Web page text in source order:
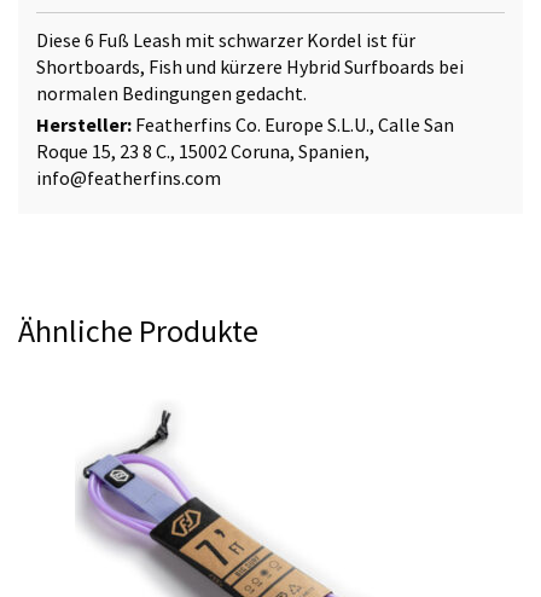
Diese 6 Fuß Leash mit schwarzer Kordel ist für
Shortboards, Fish und kürzere Hybrid Surfboards bei
normalen Bedingungen gedacht.
Hersteller: Featherfins Co. Europe S.L.U., Calle San
Roque 15, 23 8 C., 15002 Coruna, Spanien,
info@featherfins.com
Ähnliche Produkte